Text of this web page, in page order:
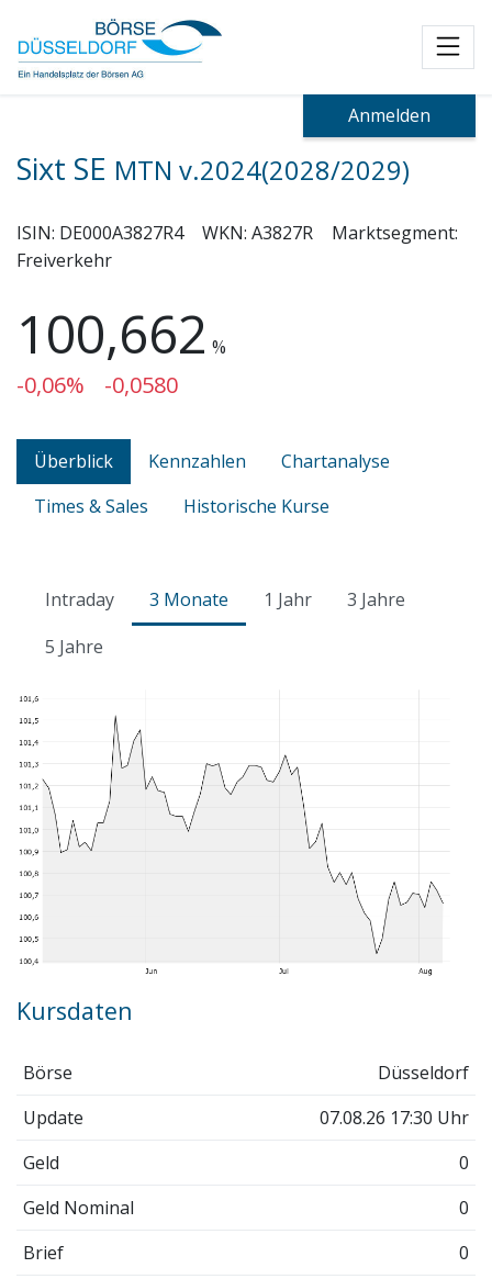
Anmelden
Sixt SE MTN v.2024(2028/2029)
ISIN: DE000A3827R4 WKN: A3827R
Marktsegment:
Freiverkehr
100,662 %
-0,06% -0,0580
Überblick Kennzahlen
Chartanalyse
Times & Sales
Historische Kurse
Intraday 3 Monate 1 Jahr
3 Jahre
5 Jahre
Kursdaten
Börse
Düsseldorf
Update
07.08.26 17:30 Uhr
Geld
0
Geld Nominal
0
Brief
0